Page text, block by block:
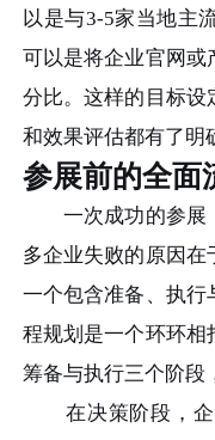
以是与3-5家当地主
可以是将企业官网或
分比。这样的目标设
和效果评估都有了明
参展前的全面
一次成功的参展
多企业失败的原因在
一个包含准备、执行
程规划是一个环环相
筹备与执行三个阶段
在决策阶段，企